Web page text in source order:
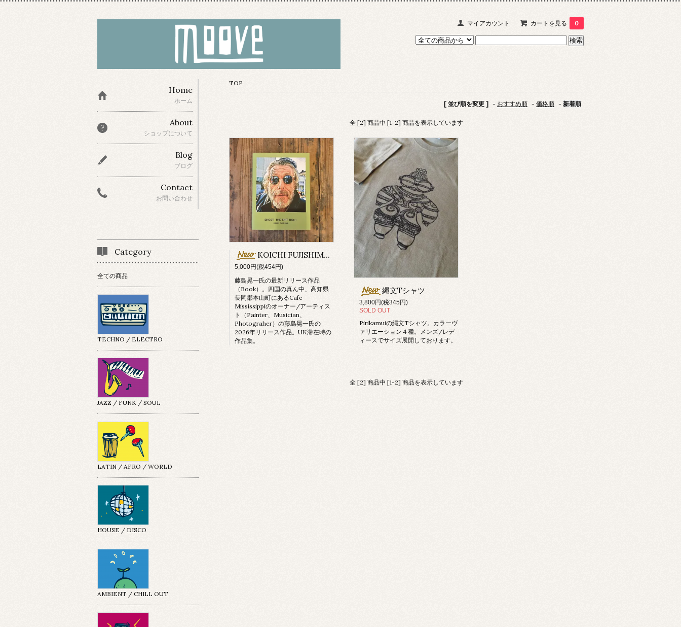
マイアカウント カートを見る 0
TOP
[ 並び順を変更 ] - おすすめ順 - 価格順 - 新着順
全 [2] 商品中 [1-2] 商品を表示しています
KOICHI FUJISHIMA - SHOOT THE SHIT UKえ〜
5,000円(税454円)
藤島晃一氏の最新リリース作品
（Book）。四国の真ん中、高知県
長岡郡本山町にあるCafe
Mississippiのオーナー/アーティス
ト（Painter、Musician、
Photograher）の藤島晃一氏の
2026年リリース作品。UK滞在時の
作品集。
縄文Tシャツ
3,800円(税345円)
SOLD OUT
Pirikamuiの縄文Tシャツ。カラーヴ
ァリエーション４種。メンズ/レデ
ィースでサイズ展開しております。
全 [2] 商品中 [1-2] 商品を表示しています
Home
ホーム
About
ショップについて
Blog
ブログ
Contact
お問い合わせ
Category
全ての商品
TECHNO / ELECTRO
JAZZ / FUNK / SOUL
LATIN / AFRO / WORLD
HOUSE / DISCO
AMBIENT / CHILL OUT